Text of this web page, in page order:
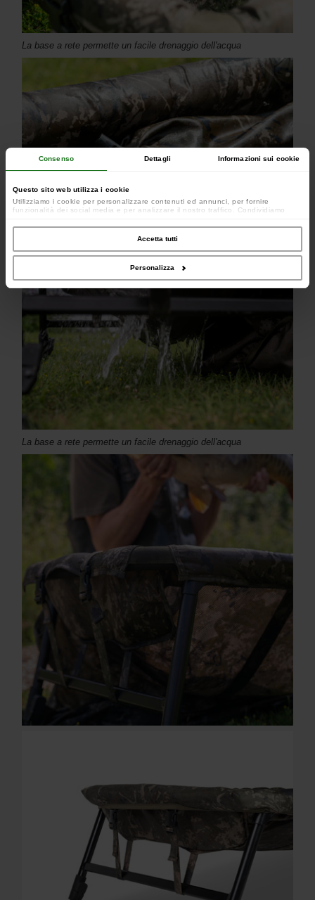
Consenso Dettagli Informazioni sui cookie
Questo sito web utilizza i cookie
Utilizziamo i cookie per personalizzare contenuti ed annunci, per fornire
funzionalità dei social media e per analizzare il nostro traffico. Condividiamo
occupano di analisi dei dati web, pubblicità e social media, i quali potrebbero
combinarle con altre informazioni che hai fornito loro o che hanno raccolto dal
Accetta tutti
Personalizza
La base a rete permette un facile drenaggio dell'acqua
La base a rete permette un facile drenaggio dell'acqua